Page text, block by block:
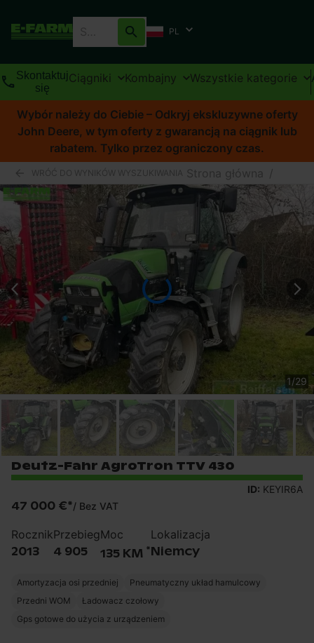
PL
Skontaktuj
się
Ciągniki Kombajny Wszystkie kategorie
Wybór należy do Ciebie – Odkryj ekskluzywne oferty
John Deere, w tym oferty z gwarancją na ciągnik lub
rabatem. Tylko przez ograniczony czas.
WRÓĆ DO WYNIKÓW WYSZUKIWANIA Strona główna /
1/29
Deutz-Fahr AgroTron TTV 430
ID: KEYIR6A
47 000 €*/ Bez VAT
Rocznik
2013
Przebieg
4 905
Moc
135 KM *
Lokalizacja
Niemcy
Amortyzacja osi przedniej
Pneumatyczny układ hamulcowy
Przedni WOM
Ładowacz czołowy
Gps gotowe do użycia z urządzeniem